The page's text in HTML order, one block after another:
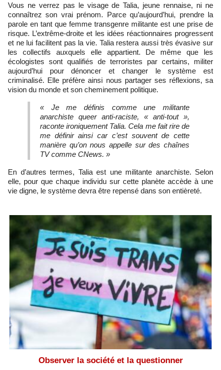
Vous ne verrez pas le visage de Talia, jeune rennaise, ni ne
connaîtrez son vrai prénom. Parce qu’aujourd’hui, prendre la
parole en tant que femme transgenre militante est une prise de
risque. L’extrême-droite et les idées réactionnaires progressent
et ne lui facilitent pas la vie. Talia restera aussi très évasive sur
les collectifs auxquels elle appartient. De même que les
écologistes sont qualifiés de terroristes par certains, militer
aujourd’hui pour dénoncer et changer le système est
criminalisé. Elle préfère ainsi nous partager ses réflexions, sa
vision du monde et son cheminement politique.
« Je me définis comme une militante
anarchiste queer anti-raciste, « anti-tout »,
raconte ironiquement Talia. Cela me fait rire de
me définir ainsi car c’est souvent de cette
manière qu’on nous appelle sur des chaînes
TV comme CNews. »
En d’autres termes, Talia est une militante anarchiste. Selon
elle, pour que chaque individu sur cette planète accède à une
vie digne, le système devra être repensé dans son entièreté.
Observer la société et la questionner